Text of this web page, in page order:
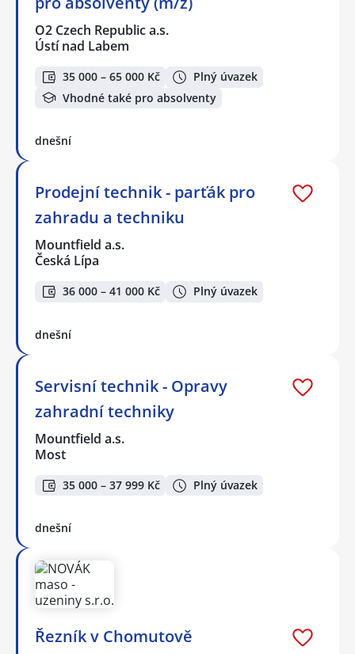
O2 Czech Republic a.s.
Ústí nad Labem
35 000 – 65 000 Kč
Plný úvazek
Vhodné také pro absolventy
dnešní
Prodejní technik - parťák pro
zahradu a techniku
Mountfield a.s.
Česká Lípa
36 000 – 41 000 Kč Plný úvazek
dnešní
Servisní technik - Opravy
zahradní techniky
Mountfield a.s.
Most
35 000 – 37 999 Kč Plný úvazek
dnešní
Řezník v Chomutově